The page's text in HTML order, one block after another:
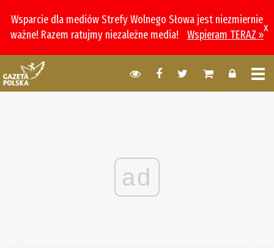
Wsparcie dla mediów Strefy Wolnego Słowa jest niezmiernie
ważne! Razem ratujmy niezależne media!
Wspieram TERAZ »
x
ad